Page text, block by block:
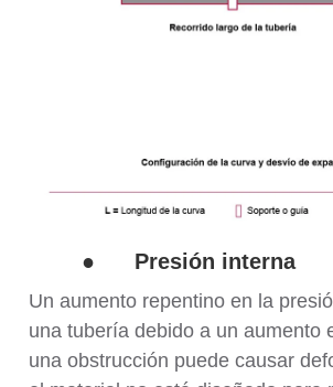
● Presión interna
Un aumento repentino en la
una tubería debido a un aumento
una obstrucción puede causar